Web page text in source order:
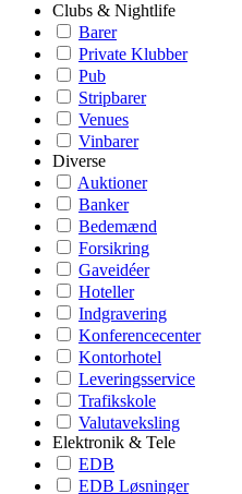
Clubs & Nightlife
Barer
Private Klubber
Pub
Stripbarer
Venues
Vinbarer
Diverse
Auktioner
Banker
Bedemænd
Forsikring
Gaveidéer
Hoteller
Indgravering
Konferencecenter
Kontorhotel
Leveringsservice
Trafikskole
Valutaveksling
Elektronik & Tele
EDB
EDB Løsninger